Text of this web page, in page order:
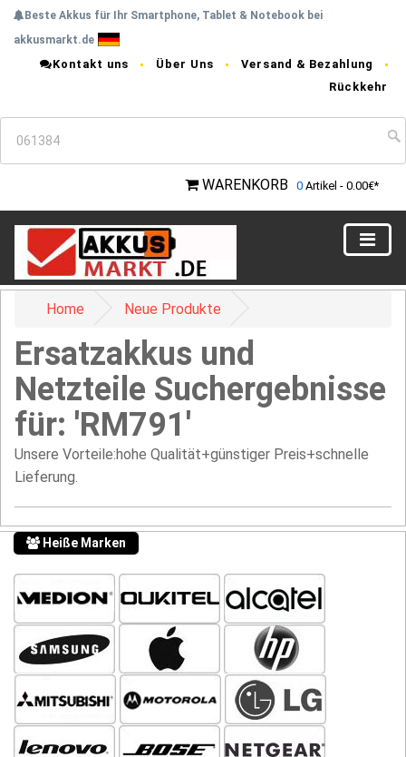
Beste Akkus für Ihr Smartphone, Tablet & Notebook bei
akkusmarkt.de
Kontakt uns Über Uns
Versand & Bezahlung
Rückkehr
WARENKORB 0 Artikel - 0.00€*
Home Neue Produkte
Ersatzakkus und
Netzteile Suchergebnisse
für: 'RM791'
Unsere Vorteile:hohe Qualität+günstiger Preis+schnelle
Lieferung.
Heiße Marken